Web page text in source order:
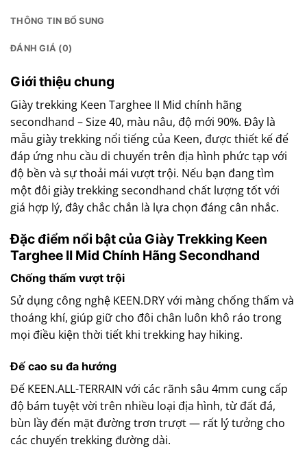
THÔNG TIN BỔ SUNG
ĐÁNH GIÁ (0)
Giới thiệu chung
Giày trekking Keen Targhee II Mid chính hãng
secondhand – Size 40, màu nâu, độ mới 90%. Đây là
mẫu giày trekking nổi tiếng của Keen, được thiết kế để
đáp ứng nhu cầu di chuyển trên địa hình phức tạp với
độ bền và sự thoải mái vượt trội. Nếu bạn đang tìm
một đôi giày trekking secondhand chất lượng tốt với
giá hợp lý, đây chắc chắn là lựa chọn đáng cân nhắc.
Đặc điểm nổi bật của Giày Trekking Keen
Targhee II Mid Chính Hãng Secondhand
Chống thấm vượt trội
Sử dụng công nghệ KEEN.DRY với màng chống thấm và
thoáng khí, giúp giữ cho đôi chân luôn khô ráo trong
mọi điều kiện thời tiết khi trekking hay hiking.
Đế cao su đa hướng
Đế KEEN.ALL-TERRAIN với các rãnh sâu 4mm cung cấp
độ bám tuyệt vời trên nhiều loại địa hình, từ đất đá,
bùn lầy đến mặt đường trơn trượt — rất lý tưởng cho
các chuyến trekking đường dài.